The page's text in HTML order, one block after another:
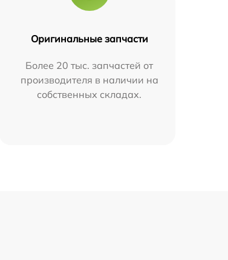
Оригинальные запчасти
Более 20 тыс. запчастей от
производителя в наличии на
собственных складах.